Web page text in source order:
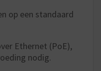
op een standaard
Ethernet (PoE),
nodig.